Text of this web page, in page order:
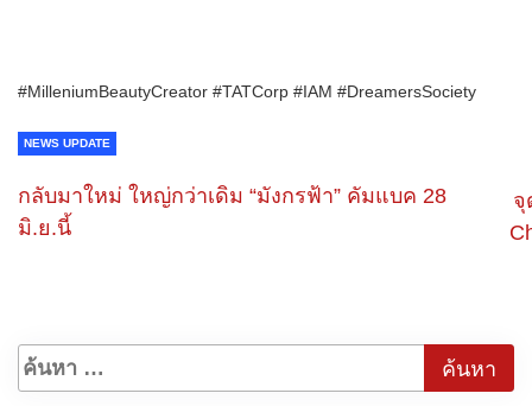
#MilleniumBeautyCreator #TATCorp #IAM #DreamersSociety
NEWS UPDATE
กลับมาใหม่ ใหญ่กว่าเดิม “มังกรฟ้า” คัมแบค 28
มิ.ย.นี้
จุ